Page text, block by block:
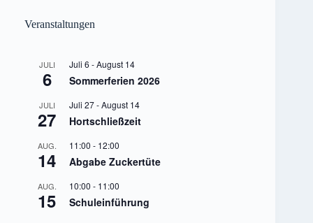
Veranstaltungen
JULI
6
Juli 6 -August 14
Sommerferien 2026
JULI
27
Juli 27-August 14
Hortschließzeit
AUG.
14
11:00 - 12:00
Abgabe Zuckertüte
AUG.
15
10:00 - 11:00
Schuleinführung